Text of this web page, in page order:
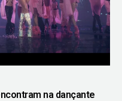
na dançante